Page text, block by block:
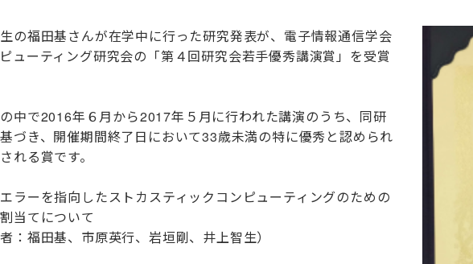
の福田基さんが在学中に行った研究発表が、電子情報通信学会
ューティング研究会の「第４回研究会若手優秀講演賞」を受賞
中で2016年６月から2017年５月に行われた講演のうち、同研
づき、開催期間終了日において33歳未満の特に優秀と認められ
れる賞です。
ラーを指向したストカスティックコンピューティングのための
当てについて
：福田基、市原英行、岩垣剛、井上智生）